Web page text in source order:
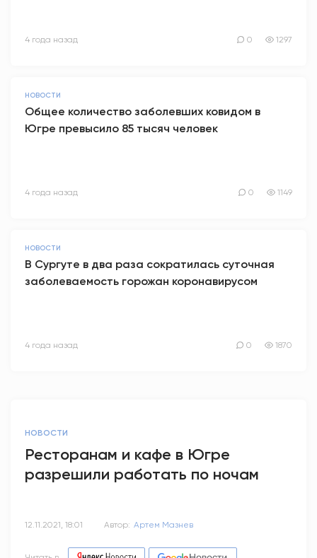
4 года назад 0 1297
НОВОСТИ
Общее количество заболевших ковидом в
Югре превысило 85 тысяч человек
4 года назад 0 1149
НОВОСТИ
В Сургуте в два раза сократилась суточная
заболеваемость горожан коронавирусом
4 года назад 0 1870
НОВОСТИ
Ресторанам и кафе в Югре
разрешили работать по ночам
12.11.2021, 18:01 Автор: Артем Мазнев